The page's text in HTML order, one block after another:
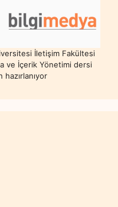
İletişim Fakültesi
ve İçerik Yönetimi dersi